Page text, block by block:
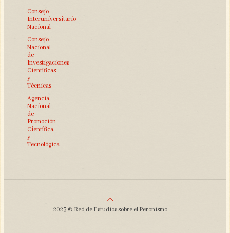
Consejo
Interuniversitario
Nacional
Consejo
Nacional
de
Investigaciones
Científicas
y
Técnicas
Agencia
Nacional
de
Promoción
Científica
y
Tecnológica
2023 © Red de Estudios sobre el Peronismo